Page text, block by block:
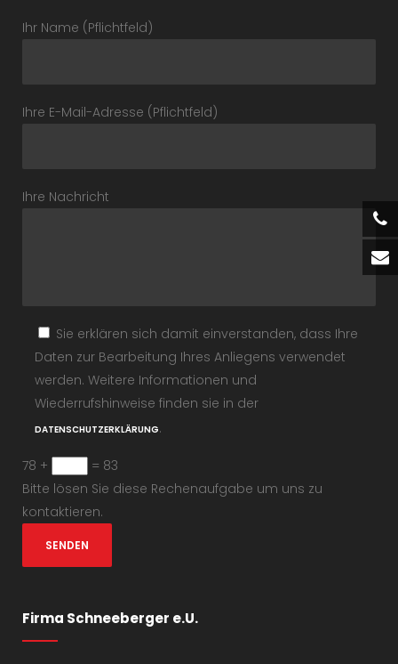
Ihr Name (Pflichtfeld)
Ihre E-Mail-Adresse (Pflichtfeld)
Ihre Nachricht
Sie erklären sich damit einverstanden, dass Ihre
Daten zur Bearbeitung Ihres Anliegens verwendet
werden. Weitere Informationen und
Wiederrufshinweise finden sie in der
DATENSCHUTZERKLÄRUNG.
78 +
= 83
Bitte lösen Sie diese Rechenaufgabe um uns zu
kontaktieren.
Firma Schneeberger e.U.